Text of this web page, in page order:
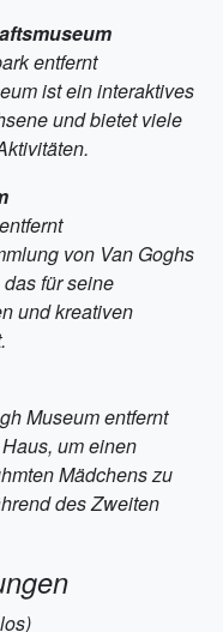
entfernt
ist ein interaktives
und bietet viele
von Van Goghs
für seine
und kreativen
Museum entfernt
um einen
Mädchens zu
des Zweiten